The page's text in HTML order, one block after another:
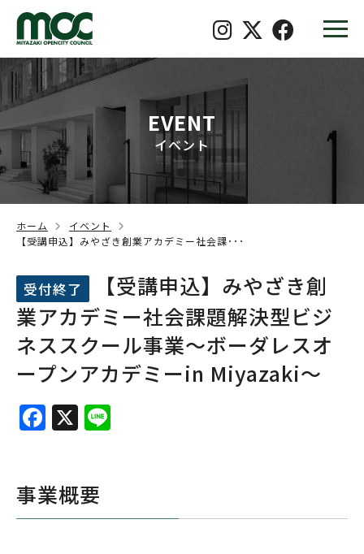
EVENT
イベント
ホーム
イベント
【受講申込】みやざき創業アカデミー社会課･･･
受付終了
【受講申込】みやざき創
業アカデミー社会課題解決型ビジ
ネススクール事業〜ボーダレスオ
ープンアカデミーin Miyazaki〜
F
e
b
X
事業概要